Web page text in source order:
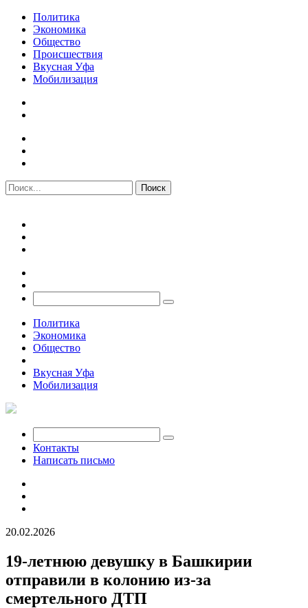
Политика
Экономика
Общество
Происшествия
Вкусная Уфа
Мобилизация
Политика
Экономика
Общество
Вкусная Уфа
Мобилизация
Контакты
Написать письмо
20.02.2026
19-летнюю девушку в Башкирии
отправили в колонию из-за
смертельного ДТП